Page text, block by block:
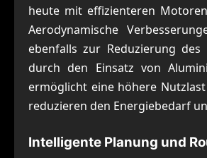
heute mit effizienteren
Aerodynamische
ebenfalls zur Reduzierung
durch den Einsatz von
ermöglicht eine höhere
reduzieren den Energiebedarf
Intelligente Planung und